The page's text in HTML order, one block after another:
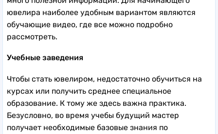
ювелира наиболее удобным вариантом являются
обучающие видео, где все можно подробно
рассмотреть.
Учебные заведения
Чтобы стать ювелиром, недостаточно обучиться на
курсах или получить среднее специальное
образование. К тому же здесь важна практика.
Безусловно, во время учебы будущий мастер
получает необходимые базовые знания по